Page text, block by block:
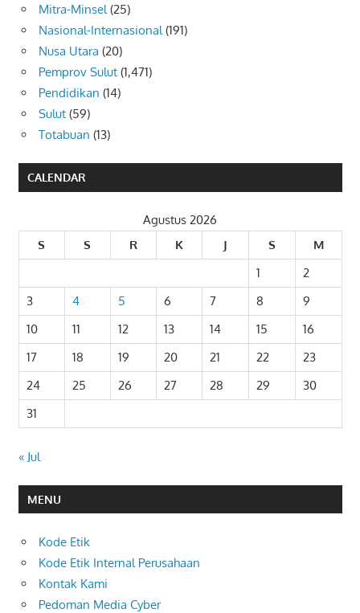
Mitra-Minsel(25)
Nasional-Internasional(191)
Nusa Utara (20)
Pemprov Sulut (1,471)
Pendidikan (14)
Sulut (59)
Totabuan (13)
CALENDAR
Agustus 2026
S
S R K J S
M
1
2
3
4 5 6 7 8
9
10
11 12 13 14 15
16
17
18 19 20 21 22
23
24
25 26 27 28 29
30
31
« Jul
MENU
Kode Etik
Kode Etik Internal Perusahaan
Kontak Kami
Pedoman Media Cyber